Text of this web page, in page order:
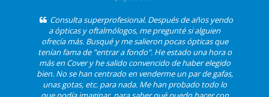
Consulta superprofesional. Después de años yendo
a ópticas y oftalmólogos, me pregunté si alguien
ofrecía más. Busqué y me salieron pocas ópticas que
tenían fama de "entrar a fondo". He estado una hora o
más en Cover y he salido convencido de haber elegido
bien. No se han centrado en venderme un par de gafas,
unas gotas, etc. para nada. Me han probado todo lo